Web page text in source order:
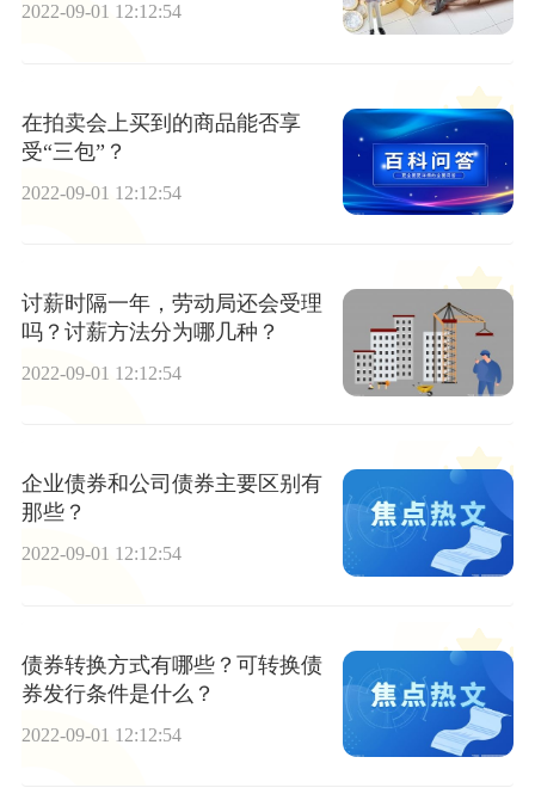
2022-09-01 12:12:54
在拍卖会上买到的商品能否享
受“三包”？
2022-09-01 12:12:54
讨薪时隔一年，劳动局还会受理
吗？讨薪方法分为哪几种？
2022-09-01 12:12:54
企业债券和公司债券主要区别有
那些？
2022-09-01 12:12:54
债券转换方式有哪些？可转换债
券发行条件是什么？
2022-09-01 12:12:54